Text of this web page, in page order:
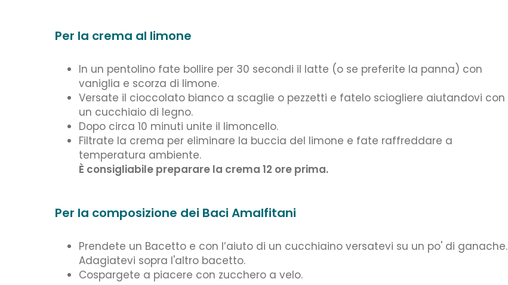
Per la crema al limone
In un pentolino fate bollire per 30 secondi il latte (o se preferite la panna) con
vaniglia e scorza di limone.
Versate il cioccolato bianco a scaglie o pezzetti e fatelo sciogliere aiutandovi con
un cucchiaio di legno.
Dopo circa 10 minuti unite il limoncello.
Filtrate la crema per eliminare la buccia del limone e fate raffreddare a
temperatura ambiente.
È consigliabile preparare la crema 12 ore prima.
Per la composizione dei Baci Amalfitani
Prendete un Bacetto e con l’aiuto di un cucchiaino versatevi su un po' di ganache.
Adagiatevi sopra l'altro bacetto.
Cospargete a piacere con zucchero a velo.